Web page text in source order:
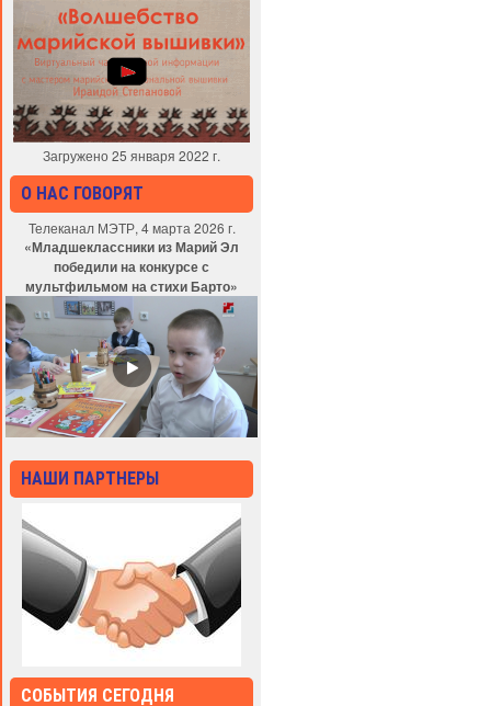
Загружено 25 января 2022 г.
О НАС ГОВОРЯТ
Телеканал МЭТР, 4 марта 2026 г.
«Младшеклассники из Марий Эл
победили на конкурсе с
мультфильмом на стихи Барто»
НАШИ ПАРТНЕРЫ
СОБЫТИЯ СЕГОДНЯ